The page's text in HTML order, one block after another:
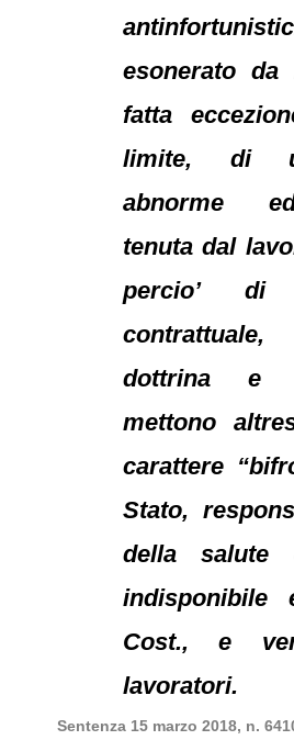
esonerato da
fatta
limite, di
abnorme
tenuta dal
percio’ di
dottrina e
mettono
carattere
Stato,
della salute
indisponibile
Cost., e
lavoratori.
Sentenza 15 marzo 2018, n.